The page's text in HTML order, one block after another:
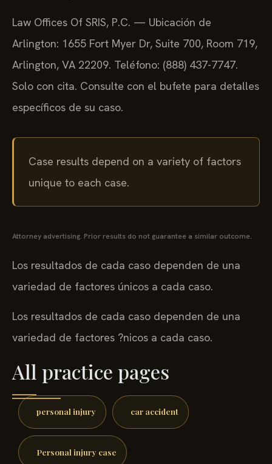
Law Offices Of SRIS, P.C. — Ubicación de
Arlington: 1655 Fort Myer Dr, Suite 700, Room 719,
Arlington, VA 22209. Teléfono: (888) 437-7747.
Solo con cita. Consulte con el bufete para detalles
específicos de su caso.
Case results depend on a variety of factors
unique to each case.
Attorney advertising. Prior results do not guarantee a similar outcome.
Los resultados de cada caso dependen de una
variedad de factores únicos a cada caso.
Los resultados de cada caso dependen de una
variedad de factores ?nicos a cada caso.
All practice pages
personal injury car accident
Personal injury case